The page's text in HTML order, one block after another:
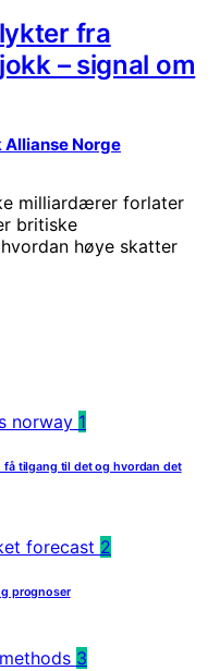
fra
– signal om
Norge
milliardærer forlater
britiske
høye skatter
1
få tilgang til det og hvordan det
2
prognoser
3